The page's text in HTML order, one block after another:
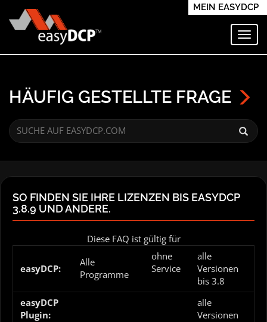
MEIN EASYDCP
HÄUFIG GESTELLTE FRAGE
SO FINDEN SIE IHRE LIZENZEN BIS EASYDCP
3.8.9 UND ANDERE.
Diese FAQ ist gültig für
easyDCP:
Alle
Programme
ohne
Service
alle
Versionen
bis 3.8
easyDCP
Plugin:
alle
Versionen